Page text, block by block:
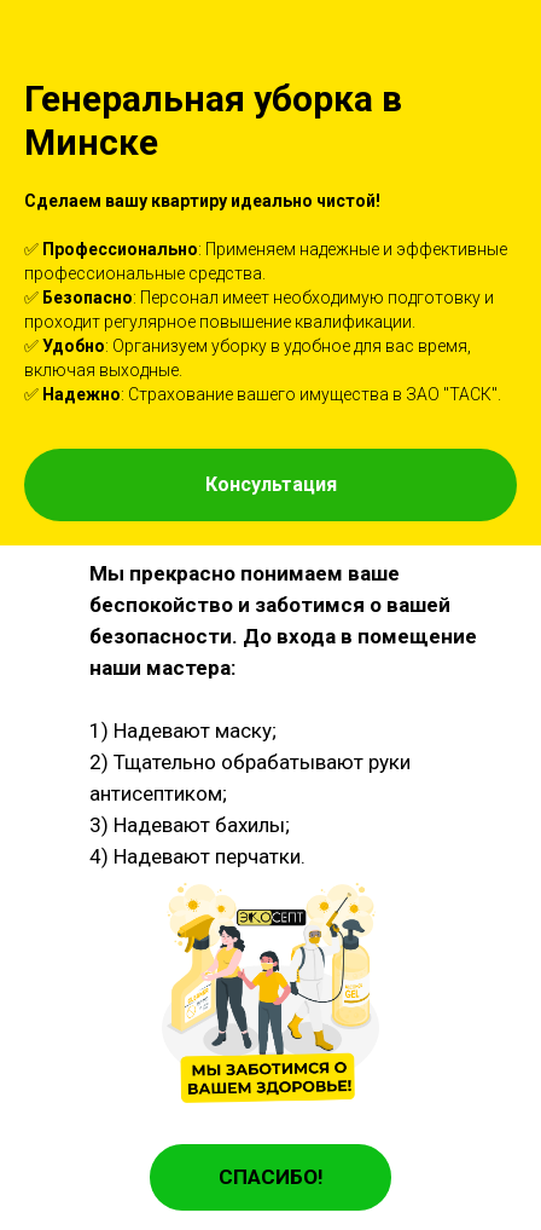
Генеральная уборка в
Минске
Сделаем вашу квартиру идеально чистой!
✅ Профессионально: Применяем надежные и эффективные
профессиональные средства.
✅ Безопасно: Персонал имеет необходимую подготовку и
проходит регулярное повышение квалификации.
✅Удобно: Организуем уборку в удобное для вас время,
включая выходные.
✅ Надежно: Страхование вашего имущества в ЗАО "ТАСК".
Консультация
Мы прекрасно понимаем ваше
беспокойство и заботимся о вашей
безопасности. До входа в помещение
наши мастера:
1) Надевают маску;
2) Тщательно обрабатывают руки
антисептиком;
3) Надевают бахилы;
4) Надевают перчатки.
СПАСИБО!